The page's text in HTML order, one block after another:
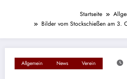
Startseite
Bilder vom Stockschießen am 3.
Allgemein News Verein